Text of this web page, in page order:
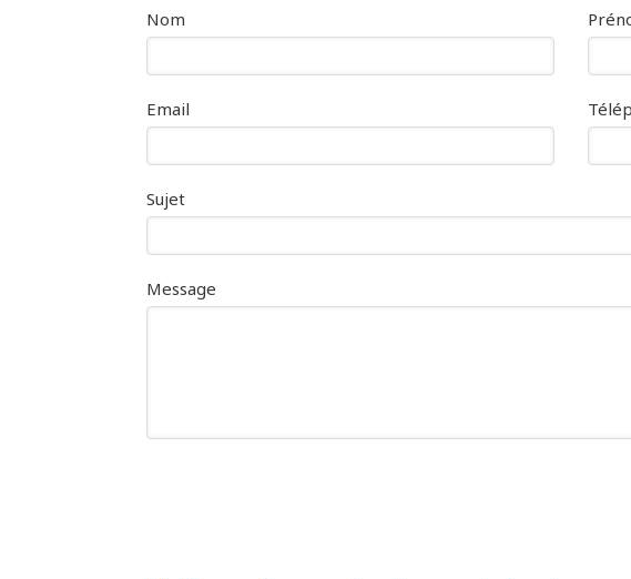
Nom
Email
Sujet
Message